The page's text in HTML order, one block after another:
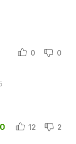
0 0
12 2